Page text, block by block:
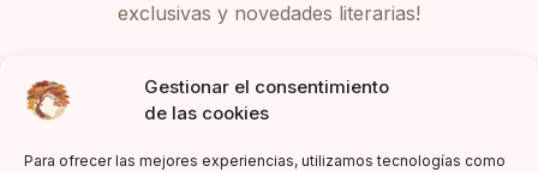
Gestionar el consentimiento
de las cookies
Para ofrecer las mejores experiencias, utilizamos tecnologías como
exclusivas y novedades literarias!